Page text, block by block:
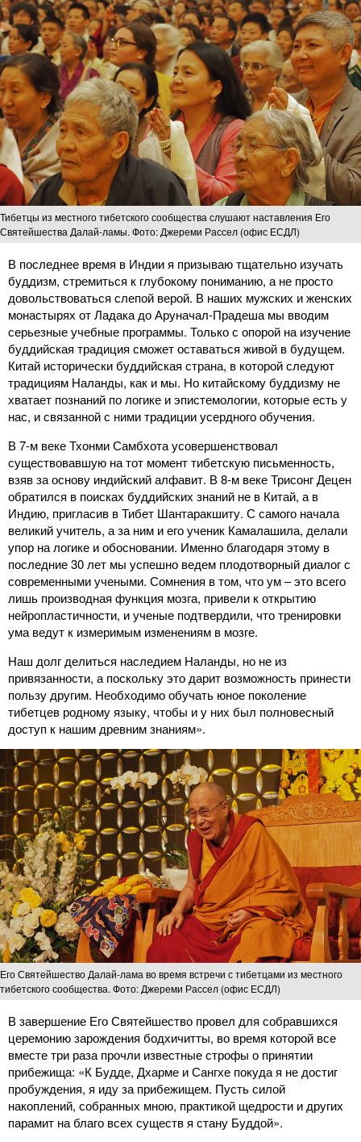
Тибетцы из местного тибетского сообщества слушают наставления Его
Святейшества Далай-ламы. Фото: Джереми Рассел (офис ЕСДЛ)
В последнее время в Индии я призываю тщательно изучать
буддизм, стремиться к глубокому пониманию, а не просто
довольствоваться слепой верой. В наших мужских и женских
монастырях от Ладака до Аруначал-Прадеша мы вводим
серьезные учебные программы. Только с опорой на изучение
буддийская традиция сможет оставаться живой в будущем.
Китай исторически буддийская страна, в которой следуют
традициям Наланды, как и мы. Но китайскому буддизму не
хватает познаний по логике и эпистемологии, которые есть у
нас, и связанной с ними традиции усердного обучения.
В 7-м веке Тхонми Самбхота усовершенствовал
существовавшую на тот момент тибетскую письменность,
взяв за основу индийский алфавит. В 8-м веке Трисонг Децен
обратился в поисках буддийских знаний не в Китай, а в
Индию, пригласив в Тибет Шантаракшиту. С самого начала
великий учитель, а за ним и его ученик Камалашила, делали
упор на логике и обосновании. Именно благодаря этому в
последние 30 лет мы успешно ведем плодотворный диалог с
современными учеными. Сомнения в том, что ум – это всего
лишь производная функция мозга, привели к открытию
нейропластичности, и ученые подтвердили, что тренировки
ума ведут к измеримым изменениям в мозге.
Наш долг делиться наследием Наланды, но не из
привязанности, а поскольку это дарит возможность принести
пользу другим. Необходимо обучать юное поколение
тибетцев родному языку, чтобы и у них был полновесный
доступ к нашим древним знаниям».
Его Святейшество Далай-лама во время встречи с тибетцами из местного
тибетского сообщества. Фото: Джереми Рассел (офис ЕСДЛ)
В завершение Его Святейшество провел для собравшихся
церемонию зарождения бодхичитты, во время которой все
вместе три раза прочли известные строфы о принятии
прибежища: «К Будде, Дхарме и Сангхе покуда я не достиг
пробуждения, я иду за прибежищем. Пусть силой
накоплений, собранных мною, практикой щедрости и других
парамит на благо всех существ я стану Буддой».